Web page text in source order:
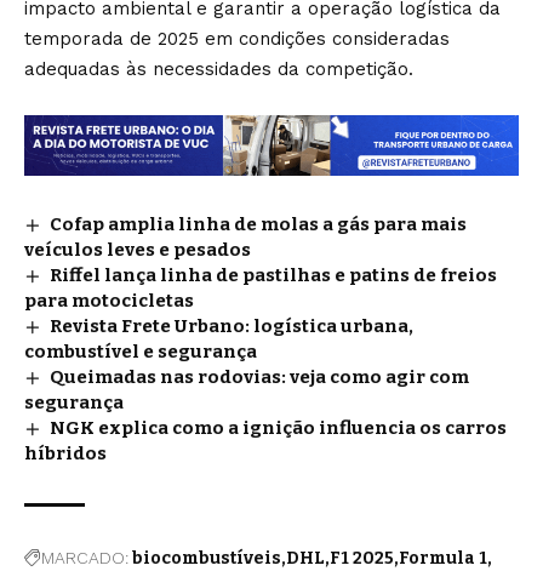
impacto ambiental e garantir a operação logística da
temporada de 2025 em condições consideradas
adequadas às necessidades da competição.
Cofap amplia linha de molas a gás para mais
veículos leves e pesados
Riffel lança linha de pastilhas e patins de freios
para motocicletas
Revista Frete Urbano: logística urbana,
combustível e segurança
Queimadas nas rodovias: veja como agir com
segurança
NGK explica como a ignição influencia os carros
híbridos
MARCADO:biocombustíveis DHL F1 2025 Formula 1